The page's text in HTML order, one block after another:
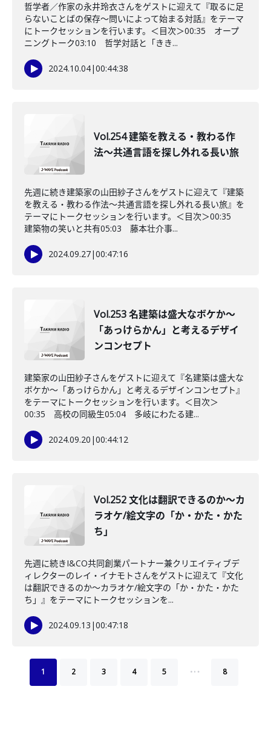
哲学者／作家の永井玲衣さんをゲストに迎えて『取るに足
らないことばの保存～問いによって始まる対話』をテーマ
にトークセッションを行います。＜目次＞00:35 オープ
ニングトーク03:10 哲学対話と「きき...
2024.10.04|00:44:38
Vol.254 建築を教える・教わる作
法〜共通言語を探し外れる長い旅
先週に続き建築家の山田紗子さんをゲストに迎えて『建築
を教える・教わる作法〜共通言語を探し外れる長い旅』を
テーマにトークセッションを行います。＜目次＞00:35
建築物の笑いと共有05:03 藤本壮介事...
2024.09.27|00:47:16
Vol.253 名建築は盛大なボケか〜
「あっけらかん」と考えるデザイ
ンコンセプト
建築家の山田紗子さんをゲストに迎えて『名建築は盛大な
ボケか〜「あっけらかん」と考えるデザインコンセプト』
をテーマにトークセッションを行います。＜目次＞
00:35 高校の同級生05:04 多岐にわたる建...
2024.09.20 |00:44:12
Vol.252 文化は翻訳できるのか〜カ
ラオケ/絵文字の「か・かた・かた
ち」
先週に続きI&CO共同創業パートナー兼クリエイティブデ
ィレクターのレイ・イナモトさんをゲストに迎えて『文化
は翻訳できるのか〜カラオケ/絵文字の「か・かた・かた
ち」』をテーマにトークセッションを...
2024.09.13 |00:47:18
1 2 3 4 5 … 8